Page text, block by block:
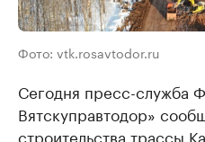
Фото: vtk.rosavtodor.ru
Сегодня пресс-служба
Вятскуправтодор»
строительства трассы